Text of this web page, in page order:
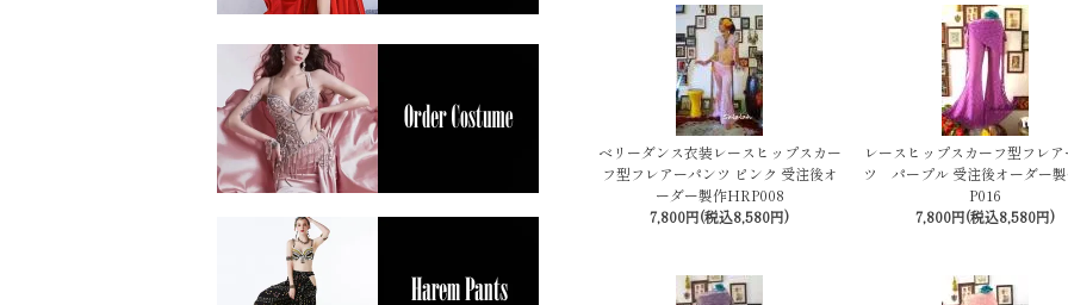
ベリーダンス衣装レースヒップスカー
フ型フレアーパンツ ピンク 受注後オ
ーダー製作HRP008
7,800円(税込8,580円)
レースヒップスカーフ型フレア
ツ パープル 受注後オーダー
P016
7,800円(税込8,580円)